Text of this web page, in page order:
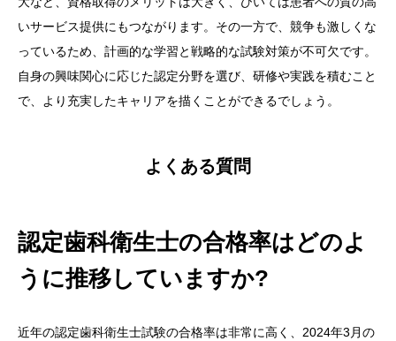
いサービス提供にもつながります。その一方で、競争も激しくな
っているため、計画的な学習と戦略的な試験対策が不可欠です。
自身の興味関心に応じた認定分野を選び、研修や実践を積むこと
で、より充実したキャリアを描くことができるでしょう。
よくある質問
認定歯科衛生士の合格率はどのよ
うに推移していますか?
近年の認定歯科衛生士試験の合格率は非常に高く、2024年3月の